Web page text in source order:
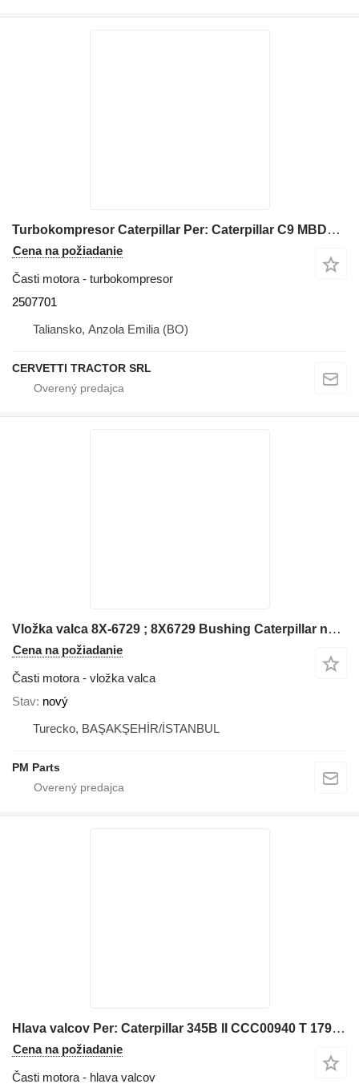
Turbokompresor Caterpillar Per: Caterpillar C9 MBD10957 Turboco 2507701 na stavebného stroja
Cena na požiadanie
Časti motora - turbokompresor
2507701
Taliansko, Anzola Emilia (BO)
CERVETTI TRACTOR SRL
Vložka valca 8X-6729 ; 8X6729 Bushing Caterpillar na stavebného stroja Caterpillar
Cena na požiadanie
Časti motora - vložka valca
Stav nový
Turecko, BAŞAKŞEHİR/İSTANBUL
PM Parts
Hlava valcov Per: Caterpillar 345B II CCC00940 T 1799462 na rýpadla Caterpillar 345B II
Cena na požiadanie
Časti motora - hlava valcov